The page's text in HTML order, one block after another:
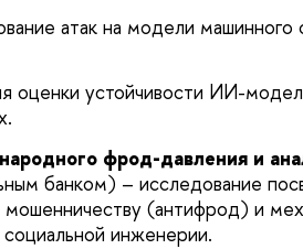
атак на модели
оценки устойчивости ИИ-
фрод-давления и
банком) – исследование
мошенничеству (антифрод) и
инженерии.